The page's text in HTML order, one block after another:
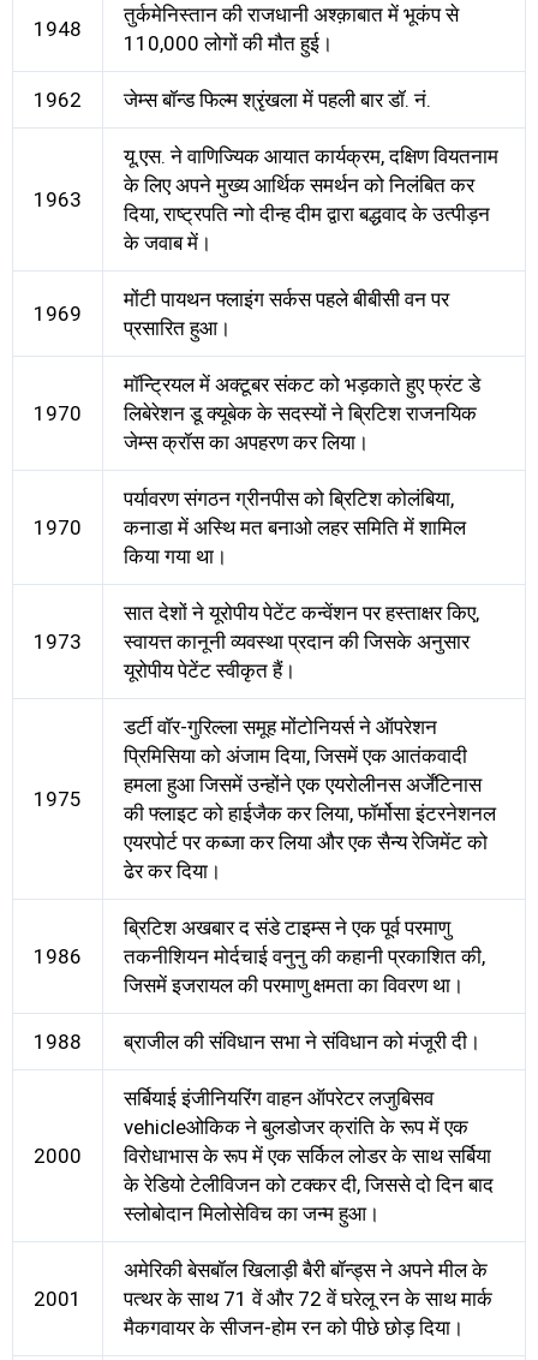
1948
तुर्कमेनिस्तान की राजधानी अश्क़ाबात में भूकंप से
110,000 लोगों की मौत हुई।
1962 जेम्स बॉन्ड फिल्म श्रृंखला में पहली बार डॉ. नं.
1963
यू.एस. ने वाणिज्यिक आयात कार्यक्रम, दक्षिण वियतनाम
के लिए अपने मुख्य आर्थिक समर्थन को निलंबित कर
दिया, राष्ट्रपति न्गो दीन्ह दीम द्वारा बद्धवाद के उत्पीड़न
के जवाब में।
1969
मोंटी पायथन फ्लाइंग सर्कस पहले बीबीसी वन पर
प्रसारित हुआ।
1970
मॉन्ट्रियल में अक्टूबर संकट को भड़काते हुए फ्रंट डे
लिबेरेशन डू क्यूबेक के सदस्यों ने ब्रिटिश राजनयिक
जेम्स क्रॉस का अपहरण कर लिया।
1970
पर्यावरण संगठन ग्रीनपीस को ब्रिटिश कोलंबिया,
कनाडा में अस्थि मत बनाओ लहर समिति में शामिल
किया गया था।
1973
सात देशों ने यूरोपीय पेटेंट कन्वेंशन पर हस्ताक्षर किए,
स्वायत्त कानूनी व्यवस्था प्रदान की जिसके अनुसार
यूरोपीय पेटेंट स्वीकृत हैं।
1975
डर्टी वॉर-गुरिल्ला समूह मोंटोनियर्स ने ऑपरेशन
प्रिमिसिया को अंजाम दिया, जिसमें एक आतंकवादी
हमला हुआ जिसमें उन्होंने एक एयरोलीनस अर्जेंटिनास
की फ्लाइट को हाईजैक कर लिया, फॉर्मोसा इंटरनेशनल
एयरपोर्ट पर कब्जा कर लिया और एक सैन्य रेजिमेंट को
ढेर कर दिया।
1986
ब्रिटिश अखबार द संडे टाइम्स ने एक पूर्व परमाणु
तकनीशियन मोर्दचाई वनुनु की कहानी प्रकाशित की,
जिसमें इजरायल की परमाणु क्षमता का विवरण था।
1988 ब्राजील की संविधान सभा ने संविधान को मंजूरी दी।
2000
सर्बियाई इंजीनियरिंग वाहन ऑपरेटर लजुबिसव
vehicleओकिक ने बुलडोजर क्रांति के रूप में एक
विरोधाभास के रूप में एक सर्किल लोडर के साथ सर्बिया
के रेडियो टेलीविजन को टक्कर दी, जिससे दो दिन बाद
स्लोबोदान मिलोसेविच का जन्म हुआ।
2001
अमेरिकी बेसबॉल खिलाड़ी बैरी बॉन्ड्स ने अपने मील के
पत्थर के साथ 71 वें और 72 वें घरेलू रन के साथ मार्क
मैकगवायर के सीजन-होम रन को पीछे छोड़ दिया।